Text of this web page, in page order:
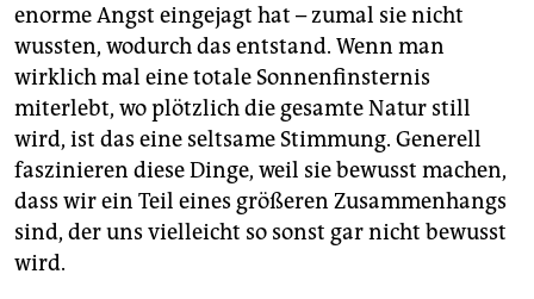
enorme Angst eingejagt hat – zumal sie nicht
wussten, wodurch das entstand. Wenn man
wirklich mal eine totale Sonnenfinsternis
miterlebt, wo plötzlich die gesamte Natur still
wird, ist das eine seltsame Stimmung. Generell
faszinieren diese Dinge, weil sie bewusst machen,
dass wir ein Teil eines größeren Zusammenhangs
sind, der uns vielleicht so sonst gar nicht bewusst
wird.